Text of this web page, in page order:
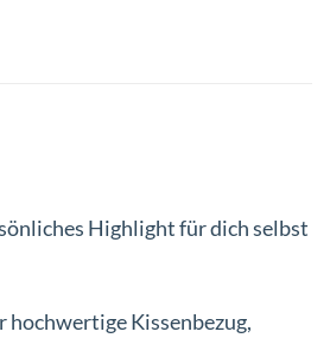
Highlight für dich selbst
hochwertige Kissenbezug,